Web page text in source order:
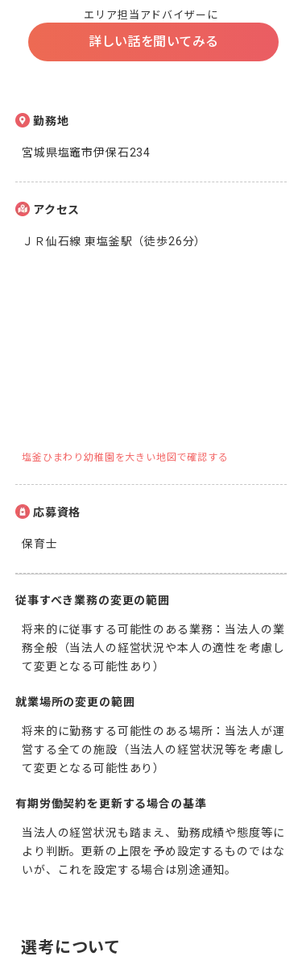
エリア担当アドバイザーに
詳しい話を聞いてみる
勤務地
宮城県塩竈市伊保石234
アクセス
ＪＲ仙石線 東塩釜駅（徒歩26分）
塩釜ひまわり幼稚園を大きい地図で確認する
応募資格
保育士
従事すべき業務の変更の範囲
将来的に従事する可能性のある業務：当法人の業
務全般（当法人の経営状況や本人の適性を考慮し
て変更となる可能性あり）
就業場所の変更の範囲
将来的に勤務する可能性のある場所：当法人が運
営する全ての施設（当法人の経営状況等を考慮し
て変更となる可能性あり）
有期労働契約を更新する場合の基準
当法人の経営状況も踏まえ、勤務成績や態度等に
より判断。更新の上限を予め設定するものではな
いが、これを設定する場合は別途通知。
選考について